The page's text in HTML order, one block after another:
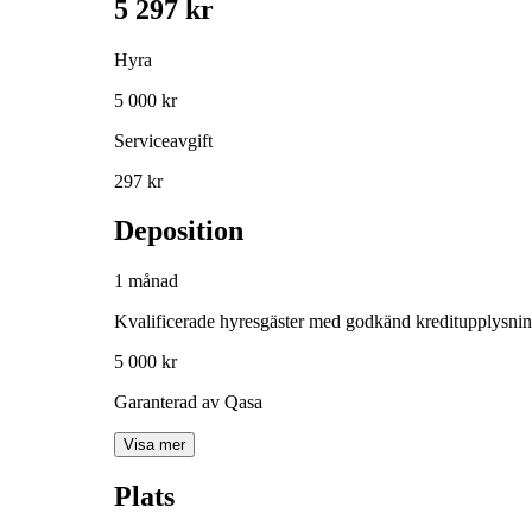
5 297 kr
Hyra
5 000 kr
Serviceavgift
297 kr
Deposition
1 månad
Kvalificerade hyresgäster med godkänd
5 000 kr
Garanterad av Qasa
Visa mer
Plats